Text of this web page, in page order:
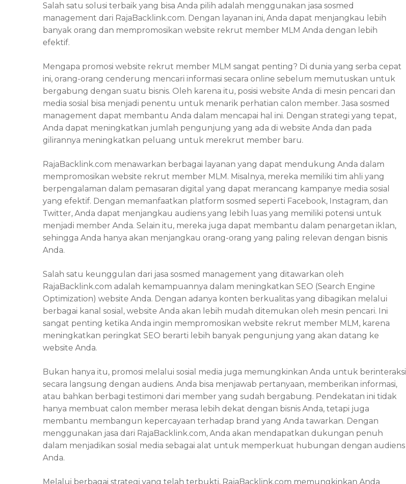
Salah satu solusi terbaik yang bisa Anda pilih adalah menggunakan jasa sosmed
management dari RajaBacklink.com. Dengan layanan ini, Anda dapat menjangkau lebih
banyak orang dan mempromosikan website rekrut member MLM Anda dengan lebih
efektif.
Mengapa promosi website rekrut member MLM sangat penting? Di dunia yang serba cepat
ini, orang-orang cenderung mencari informasi secara online sebelum memutuskan untuk
bergabung dengan suatu bisnis. Oleh karena itu, posisi website Anda di mesin pencari dan
media sosial bisa menjadi penentu untuk menarik perhatian calon member. Jasa sosmed
management dapat membantu Anda dalam mencapai hal ini. Dengan strategi yang tepat,
Anda dapat meningkatkan jumlah pengunjung yang ada di website Anda dan pada
gilirannya meningkatkan peluang untuk merekrut member baru.
RajaBacklink.com menawarkan berbagai layanan yang dapat mendukung Anda dalam
mempromosikan website rekrut member MLM. Misalnya, mereka memiliki tim ahli yang
berpengalaman dalam pemasaran digital yang dapat merancang kampanye media sosial
yang efektif. Dengan memanfaatkan platform sosmed seperti Facebook, Instagram, dan
Twitter, Anda dapat menjangkau audiens yang lebih luas yang memiliki potensi untuk
menjadi member Anda. Selain itu, mereka juga dapat membantu dalam penargetan iklan,
sehingga Anda hanya akan menjangkau orang-orang yang paling relevan dengan bisnis
Anda.
Salah satu keunggulan dari jasa sosmed management yang ditawarkan oleh
RajaBacklink.com adalah kemampuannya dalam meningkatkan SEO (Search Engine
Optimization) website Anda. Dengan adanya konten berkualitas yang dibagikan melalui
berbagai kanal sosial, website Anda akan lebih mudah ditemukan oleh mesin pencari. Ini
sangat penting ketika Anda ingin mempromosikan website rekrut member MLM, karena
meningkatkan peringkat SEO berarti lebih banyak pengunjung yang akan datang ke
website Anda.
Bukan hanya itu, promosi melalui sosial media juga memungkinkan Anda untuk berinteraksi
secara langsung dengan audiens. Anda bisa menjawab pertanyaan, memberikan informasi,
atau bahkan berbagi testimoni dari member yang sudah bergabung. Pendekatan ini tidak
hanya membuat calon member merasa lebih dekat dengan bisnis Anda, tetapi juga
membantu membangun kepercayaan terhadap brand yang Anda tawarkan. Dengan
menggunakan jasa dari RajaBacklink.com, Anda akan mendapatkan dukungan penuh
dalam menjadikan sosial media sebagai alat untuk memperkuat hubungan dengan audiens
Anda.
Melalui berbagai strategi yang telah terbukti, RajaBacklink.com memungkinkan Anda